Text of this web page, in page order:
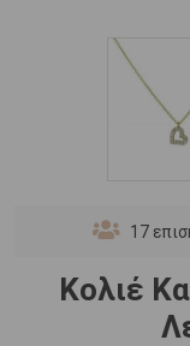
17
Κολιέ